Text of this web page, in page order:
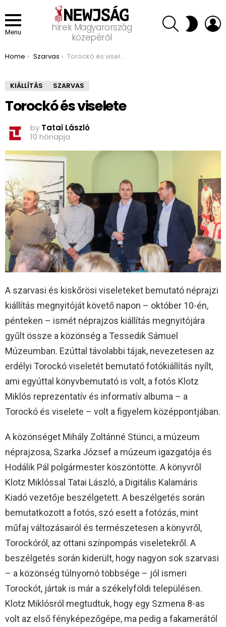
Menu
hírek Magyarország
közepéről
SEARCH SWITCH
SKIN
You are here:
Home Szarvas Torockó és viselete
KIÁLLÍTÁS SZARVAS
Torockó és viselete
by Tatai László
10 hónapja
A szarvasi és kiskőrösi viseleteket bemutató néprajzi
kiállítás megnyitóját követő napon – október 10-én,
pénteken – ismét néprajzos kiállítás megnyitójára
gyűlt össze a közönség a Tessedik Sámuel
Múzeumban. Ezúttal távolabbi tájak, nevezetesen az
erdélyi Torockó viseletét bemutató fotókiállítás nyílt,
ami egyúttal könyvbemutató is volt, a fotós Klotz
Miklós reprezentatív és informatív albuma – a
Torockó és viselete – volt a figyelem középpontjában.
A közönséget Mihály Zoltánné Stünci, a múzeum
néprajzosa, Szarka József a múzeum igazgatója és
Hodálik Pál polgármester köszöntötte. A könyvről
Klotz Miklóssal Tatai László, a Digitális Kalamáris
Kiadó vezetője beszélgetett. A beszélgetés során
bemutatkozott a fotós, szó esett a fotózás, mint
műfaj változásairól és természetesen a könyvről,
Torockóról, az ottani színpompás viseletekről. A
beszélgetés során kiderült, hogy nagyon sok szarvasi
– a közönség túlnyomó többsége – jól ismeri
Torockót, jártak is már a székelyföldi településen.
Klotz Miklósról megtudtuk, hogy egy Szmena 8-as
volt az első fényképezőgépe, ma pedig a fakamerától